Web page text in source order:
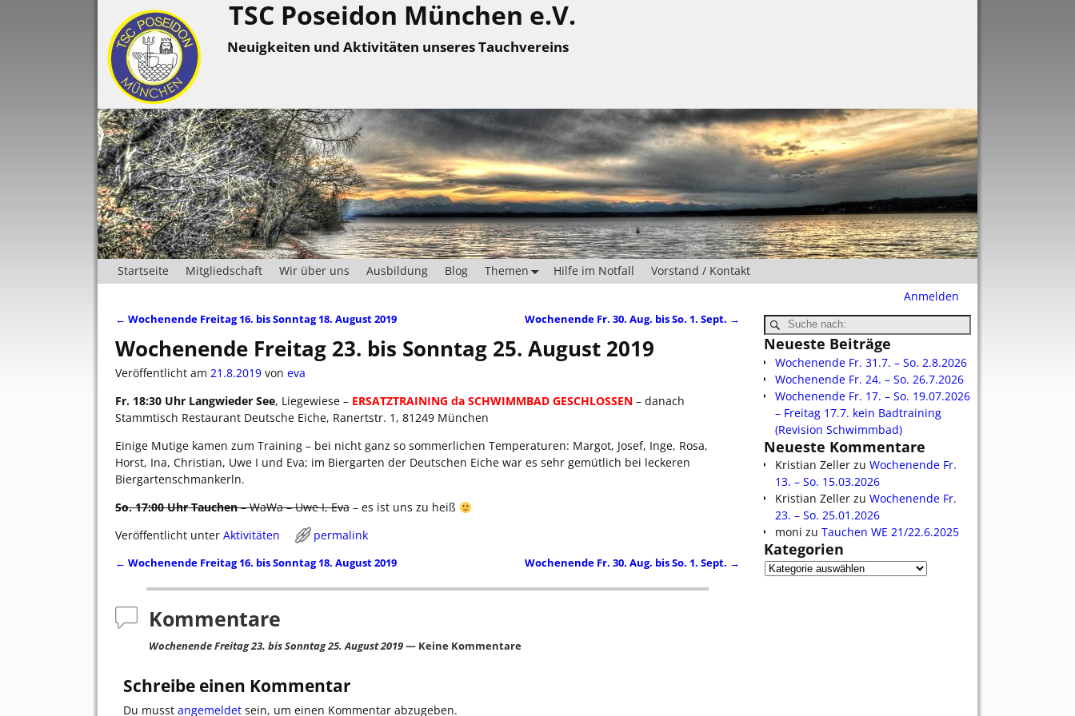
TSC Poseidon München e.V.
Neuigkeiten und Aktivitäten unseres Tauchvereins
Startseite Mitgliedschaft Wir über uns Ausbildung Blog Themen Hilfe im Notfall
Vorstand / Kontakt
Anmelden
← Wochenende Freitag 16. bis Sonntag 18. August 2019 Wochenende Fr. 30. Aug. bis So. 1. Sept. →
Wochenende Freitag 23. bis Sonntag 25. August 2019
Veröffentlicht am 21.8.2019 von eva
Fr. 18:30 Uhr Langwieder See, Liegewiese – ERSATZTRAINING da SCHWIMMBAD GESCHLOSSEN – danach
Stammtisch Restaurant Deutsche Eiche, Ranertstr. 1, 81249 München
Einige Mutige kamen zum Training – bei nicht ganz so sommerlichen Temperaturen: Margot, Josef, Inge, Rosa,
Horst, Ina, Christian, Uwe I und Eva; im Biergarten der Deutschen Eiche war es sehr gemütlich bei leckeren
Biergartenschmankerln.
So. 17:00 Uhr Tauchen– WaWa – Uwe I, Eva – es ist uns zu heiß
Veröffentlicht unter Aktivitäten permalink
← Wochenende Freitag 16. bis Sonntag 18. August 2019 Wochenende Fr. 30. Aug. bis So. 1. Sept. →
Kommentare
Wochenende Freitag 23. bis Sonntag 25. August 2019— Keine Kommentare
Schreibe einen Kommentar
Du musst angemeldet sein, um einen Kommentar abzugeben.
Neueste Beiträge
Wochenende Fr. 31.7. – So. 2.8.2026
Wochenende Fr. 24. – So. 26.7.2026
Wochenende Fr. 17. – So. 19.07.2026
– Freitag 17.7. kein Badtraining
(Revision Schwimmbad)
Neueste Kommentare
Kristian Zeller zu Wochenende Fr.
13. – So. 15.03.2026
Kristian Zeller zu Wochenende Fr.
23. – So. 25.01.2026
moni zu Tauchen WE 21/22.6.2025
Kategorien